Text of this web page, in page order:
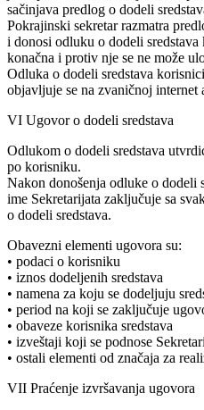
sačinjava predlog o dodeli
Pokrajinski sekretar razmatra
i donosi odluku o dodeli
konačna i protiv nje se ne može
Odluka o dodeli sredstava
objavljuje se na zvaničnoj internet
VI Ugovor o dodeli sredstava
Odlukom o dodeli sredstava
po korisniku.
Nakon donošenja odluke o dodeli
ime Sekretarijata zaključuje sa
o dodeli sredstava.
Obavezni elementi ugovora su:
• podaci o korisniku
• iznos dodeljenih sredstava
• namena za koju se dodeljuju
• period na koji se zaključuje
• obaveze korisnika sredstava
• izveštaji koji se podnose
• ostali elementi od značaja za
VII Praćenje izvršavanja ugovora